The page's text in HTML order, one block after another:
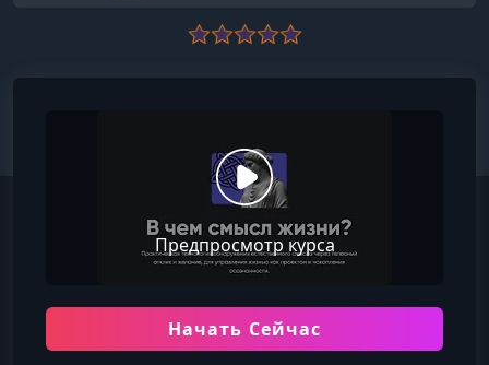
Предпросмотр курса
Начать Сейчас